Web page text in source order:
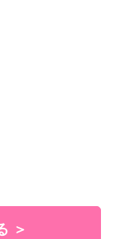
＞